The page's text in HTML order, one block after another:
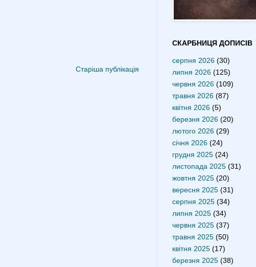
Старіша публікація
СКАРБНИЦЯ ДОПИСІВ
серпня 2026 (30)
липня 2026 (125)
червня 2026 (109)
травня 2026 (87)
квітня 2026 (5)
березня 2026 (20)
лютого 2026 (29)
січня 2026 (24)
грудня 2025 (24)
листопада 2025 (31)
жовтня 2025 (20)
вересня 2025 (31)
серпня 2025 (34)
липня 2025 (34)
червня 2025 (37)
травня 2025 (50)
квітня 2025 (17)
березня 2025 (38)